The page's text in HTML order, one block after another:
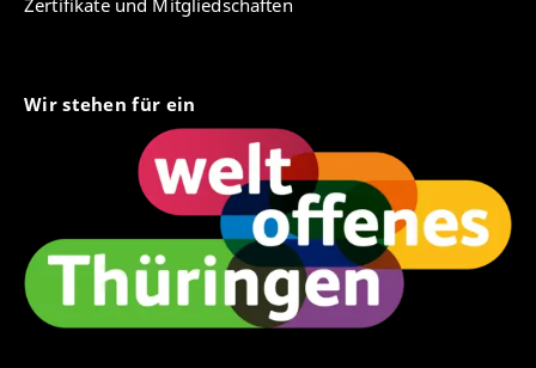
Glaubwürdigkeitsheuristiken und die Entwicklung
Fachgruppe „Soziologie der
Medienkommunikation“ zum Thema „Medien-
Misstrauen“, Mannheim.
Pohle, H.& Prochazka, F. (2023, Mai). Die Rolle
von Online-Feedback für Publikumsbilder von
Regional- und Lokaljournalist*innen. Eine
qualitative Interviewstudie. Vortrag auf der 68.
Jahrestagung der DGPuK, Bremen.
Zertifikate und Mitgliedschaften
Wir stehen für ein